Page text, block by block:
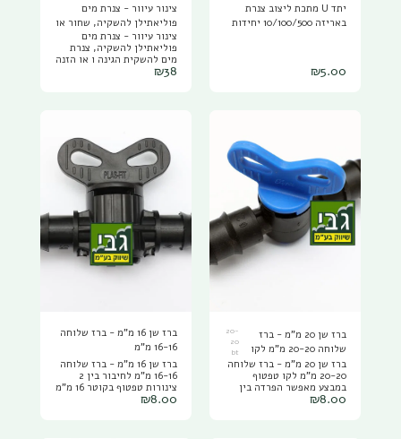
יתד U מתכת ליצוב צנרת
באריזה 10/100/500 יחידות
₪5.00
צינור עיוור - צנרת מים
פוליאתילן להשקיה, שחור או
חום לבחירה
צינור עיוור - צנרת מים
פוליאתילן להשקיה, צנרת
מים להשקית הגינה ו או הזנה
לברזים, בחרו את האורך,
ולנעוץ בו טפטפות במקום
שרוצים. לדוגמה צינור 20/4
אומר שהצינור הוא בקוטר 20
מ"מ ובדרג 4 וכו' (עמיד ל 4
אטמוספרות) צינור עיוור
16/4 אומר שהצינור הוא
בקוטר 16 ממ ובדרג של 4
אטמוספרות. לכל שאלה או
הצעת מחיר סיטונאית צלצלו
אלינו 04-9514220 תודה צוות
גבי שיווק
₪38
ברז שן 20 מ"מ - ברז
שלוחה 20-20 מ"מ לקו
טפטוף
20-
20
bt
ברז שן 20 מ"מ - ברז שלוחה
20-20 מ"מ לקו טפטוף
במבצע מאפשר הפרדה בין
שלוחות הטפטוף השונות,
₪8.00
ברז שן 16 מ"מ - ברז שלוחה
16-16 מ"מ
ברז שן 16 מ"מ - ברז שלוחה
16-16 מ"מ לחיבור בין 2
צינורות טפטוף בקוטר 16 מ"מ
₪8.00